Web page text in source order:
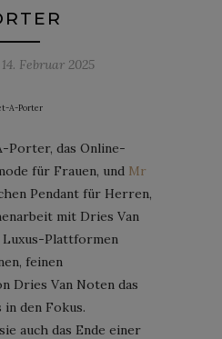
14. Februar 2025
A-Porter
das Online-
für Frauen, und Mr
Pendant für Herren,
mit Dries Van
Plattformen
feinen
Dries Van Noten das
den Fokus.
auch das Ende einer